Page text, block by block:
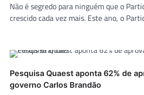
Não é segredo para ninguém que o
crescido cada vez mais. Este ano, o
Pesquisa Quaest aponta 62% de
governo Carlos Brandão